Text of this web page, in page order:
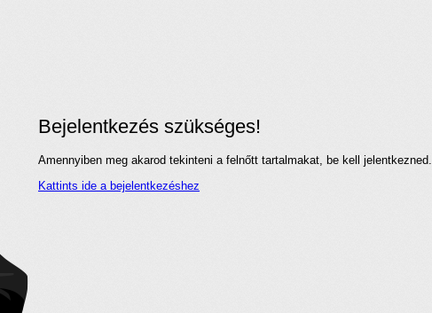
Bejelentkezés szükséges!
Amennyiben meg akarod tekinteni a felnőtt tartalmakat, be kell jelentkezned.
Kattints ide a bejelentkezéshez